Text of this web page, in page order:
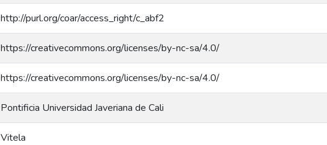
http://purl.org/coar/access_right/c_abf2
https://creativecommons.org/licenses/by-nc-sa/4.0/
https://creativecommons.org/licenses/by-nc-sa/4.0/
Pontificia Universidad Javeriana de Cali
Vitela